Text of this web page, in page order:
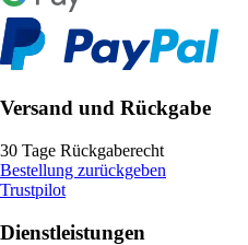
Versand und Rückgabe
30 Tage Rückgaberecht
Bestellung zurückgeben
Trustpilot
Dienstleistungen